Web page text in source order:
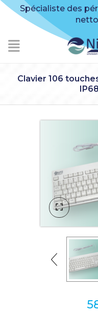
Spécialiste des
Clavier 106